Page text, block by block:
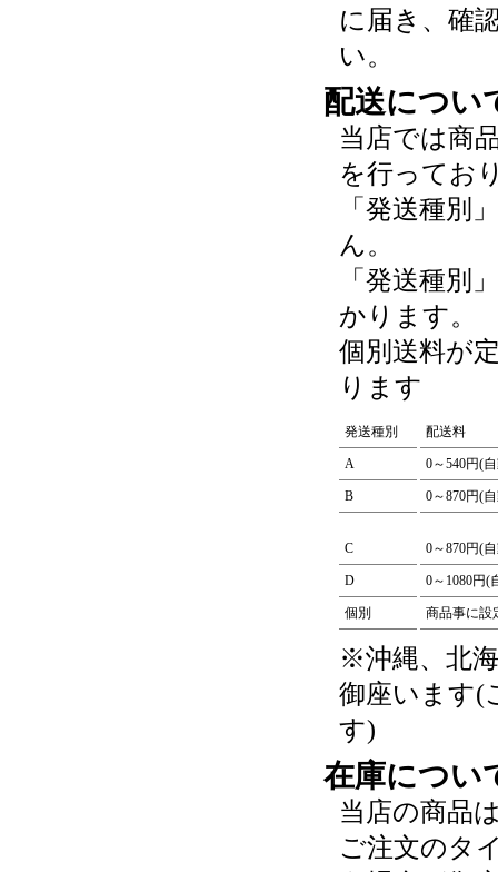
に届き、確
い。
配送につい
当店では商
を行ってお
「発送種別
ん。
「発送種別
かります。
個別送料が
ります
発送種別 配送料
A 0～540円(
B 0～870円(
C 0～870円(
D 0～1080円(
個別 商品事に設
※沖縄、北
御座います(
す)
在庫につい
当店の商品
ご注文のタ